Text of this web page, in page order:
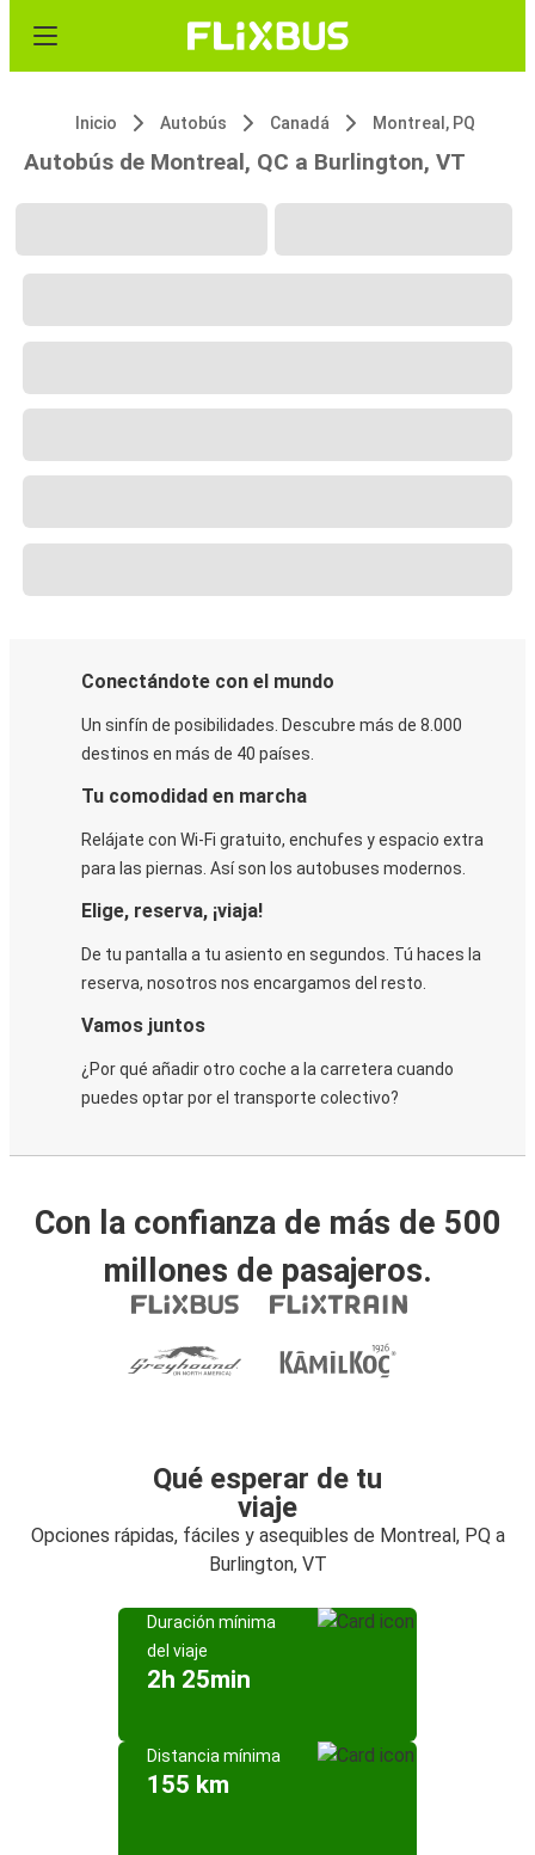
Inicio Autobús Canadá Montreal, PQ
Autobús de Montreal, QC a Burlington, VT
Conectándote con el mundo
Un sinfín de posibilidades. Descubre más de 8.000
destinos en más de 40 países.
Tu comodidad en marcha
Relájate con Wi-Fi gratuito, enchufes y espacio extra
para las piernas. Así son los autobuses modernos.
Elige, reserva, ¡viaja!
De tu pantalla a tu asiento en segundos. Tú haces la
reserva, nosotros nos encargamos del resto.
Vamos juntos
¿Por qué añadir otro coche a la carretera cuando
puedes optar por el transporte colectivo?
Con la confianza de más de 500
millones de pasajeros.
Qué esperar de tu
viaje
Opciones rápidas, fáciles y asequibles de Montreal, PQ a
Burlington, VT
Duración mínima
del viaje
2h 25min
Distancia mínima
155 km